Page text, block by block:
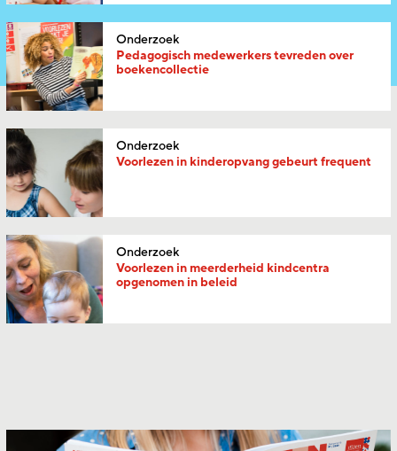
Onderzoek
Pedagogisch medewerkers tevreden over
boekencollectie
Onderzoek
Voorlezen in kinderopvang gebeurt frequent
Onderzoek
Voorlezen in meerderheid kindcentra
opgenomen in beleid